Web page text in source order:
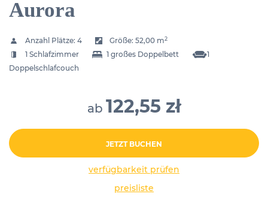
Aurora
Anzahl Plätze: 4 Größe:52,00 m2
1 Schlafzimmer 1 großes Doppelbett
1
Doppelschlafcouch
ab 122,55 zł
JETZT BUCHEN
verfügbarkeit prüfen
preisliste